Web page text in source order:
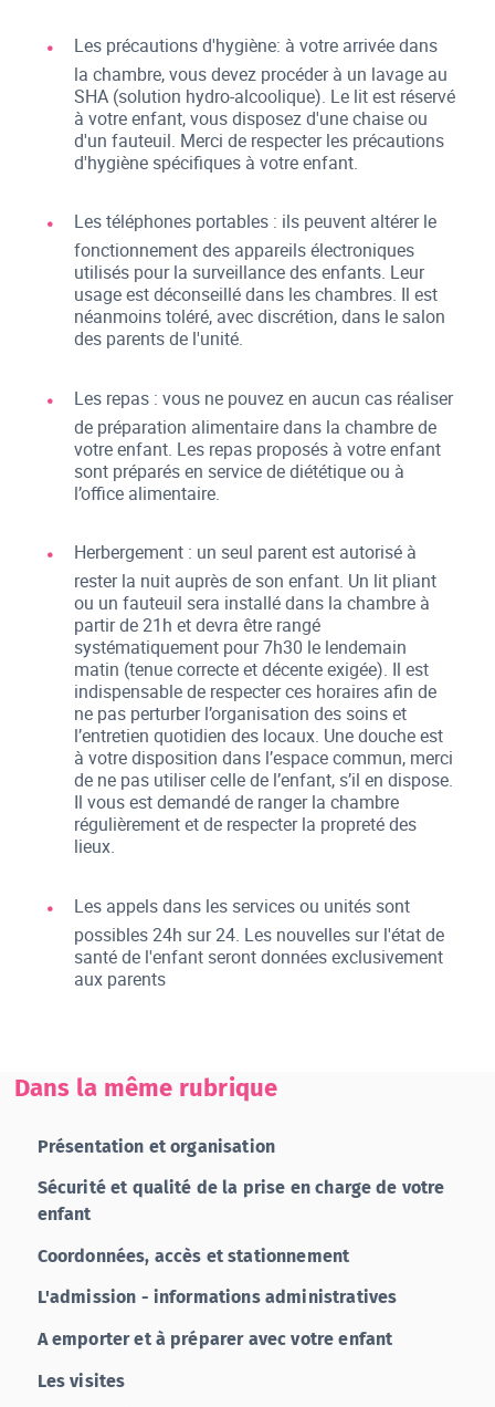
Les précautions d'hygiène: à votre arrivée dans
la chambre, vous devez procéder à un lavage au
SHA (solution hydro-alcoolique). Le lit est réservé
à votre enfant, vous disposez d'une chaise ou
d'un fauteuil. Merci de respecter les précautions
d'hygiène spécifiques à votre enfant.
Les téléphones portables : ils peuvent altérer le
fonctionnement des appareils électroniques
utilisés pour la surveillance des enfants. Leur
usage est déconseillé dans les chambres. Il est
néanmoins toléré, avec discrétion, dans le salon
des parents de l'unité.
Les repas : vous ne pouvez en aucun cas réaliser
de préparation alimentaire dans la chambre de
votre enfant. Les repas proposés à votre enfant
sont préparés en service de diététique ou à
l’office alimentaire.
Herbergement : un seul parent est autorisé à
rester la nuit auprès de son enfant. Un lit pliant
ou un fauteuil sera installé dans la chambre à
partir de 21h et devra être rangé
systématiquement pour 7h30 le lendemain
matin (tenue correcte et décente exigée). Il est
indispensable de respecter ces horaires afin de
ne pas perturber l’organisation des soins et
l’entretien quotidien des locaux. Une douche est
à votre disposition dans l’espace commun, merci
de ne pas utiliser celle de l’enfant, s’il en dispose.
Il vous est demandé de ranger la chambre
régulièrement et de respecter la propreté des
lieux.
Les appels dans les services ou unités sont
possibles 24h sur 24. Les nouvelles sur l'état de
santé de l'enfant seront données exclusivement
aux parents
Dans la même rubrique
Présentation et organisation
Sécurité et qualité de la prise en charge de votre
enfant
Coordonnées, accès et stationnement
L'admission - informations administratives
A emporter et à préparer avec votre enfant
Les visites